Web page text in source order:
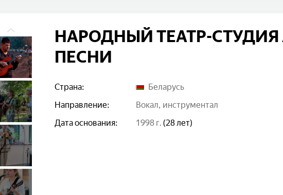
НАРОДНЫЙ ТЕАТР-СТУДИЯ
ПЕСНИ
Страна:
Беларусь
Направление:
вокал инструментал
Дата основания:
1998 г. (28 лет)